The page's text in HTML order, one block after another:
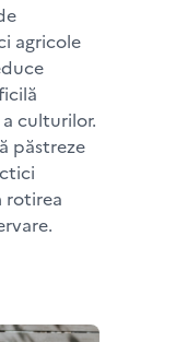
agricole
culturilor.
păstreze
rotirea